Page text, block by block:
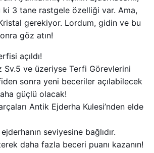
3 tane rastgele özelliği var. Ama,
gerekiyor. Lordum, gidin ve bu
göz atın!
açıldı!
Sv.5 ve üzeriyse Terfi Görevlerini
sonra yeni beceriler açılabilecek
güçlü olacak!
Antik Ejderha Kulesi’nden elde
seviyesine bağlıdır.
daha fazla beceri puanı kazanın!